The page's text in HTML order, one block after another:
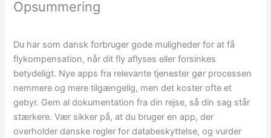
Opsummering
Du har som dansk forbruger gode muligheder for at få
flykompensation, når dit fly aflyses eller forsinkes
betydeligt. Nye apps fra relevante tjenester gør processen
nemmere og mere tilgængelig, men det koster ofte et
gebyr. Gem al dokumentation fra din rejse, så din sag står
stærkere. Vær sikker på, at du bruger en app, der
overholder danske regler for databeskyttelse, og vurder